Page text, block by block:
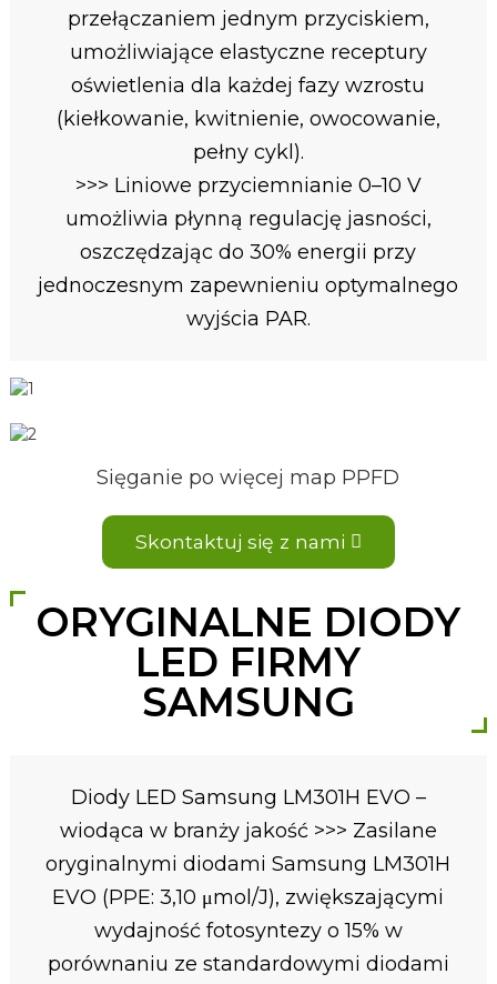
przełączaniem jednym przyciskiem,
umożliwiające elastyczne receptury
oświetlenia dla każdej fazy wzrostu
(kiełkowanie, kwitnienie, owocowanie,
pełny cykl).
>>> Liniowe przyciemnianie 0–10 V
umożliwia płynną regulację jasności,
oszczędzając do 30% energii przy
jednoczesnym zapewnieniu optymalnego
wyjścia PAR.
Sięganie po więcej map PPFD
Skontaktuj się z nami
ORYGINALNE DIODY
LED FIRMY
SAMSUNG
Diody LED Samsung LM301H EVO –
wiodąca w branży jakość >>> Zasilane
oryginalnymi diodami Samsung LM301H
EVO (PPE: 3,10 μmol/J), zwiększającymi
wydajność fotosyntezy o 15% w
porównaniu ze standardowymi diodami